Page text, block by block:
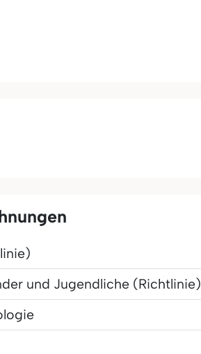
und Jugendliche (Richtlinie)